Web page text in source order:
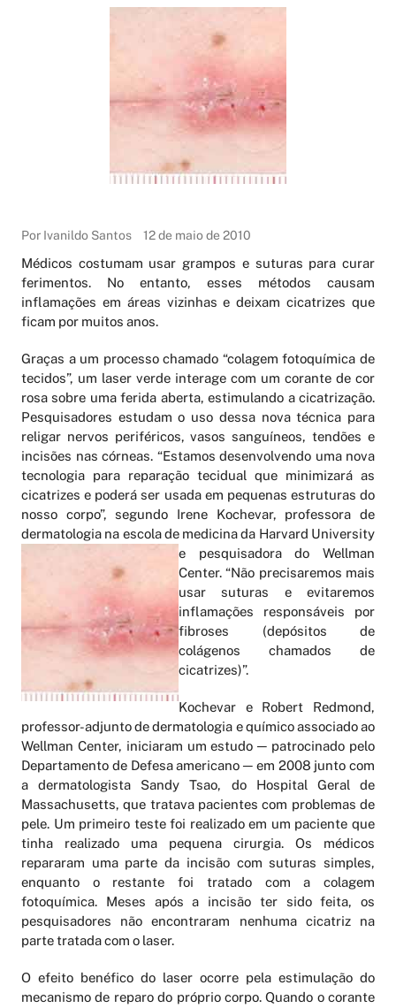
Por Ivanildo Santos 12 de maio de 2010
Médicos costumam usar grampos e suturas para curar
ferimentos. No entanto, esses métodos causam
inflamações em áreas vizinhas e deixam cicatrizes que
ficam por muitos anos.
Graças a um processo chamado “colagem fotoquímica de
tecidos”, um laser verde interage com um corante de cor
rosa sobre uma ferida aberta, estimulando a cicatrização.
Pesquisadores estudam o uso dessa nova técnica para
religar nervos periféricos, vasos sanguíneos, tendões e
incisões nas córneas. “Estamos desenvolvendo uma nova
tecnologia para reparação tecidual que minimizará as
cicatrizes e poderá ser usada em pequenas estruturas do
nosso corpo”, segundo Irene Kochevar, professora de
dermatologia na escola de medicina da Harvard University
e pesquisadora do Wellman
Center. “Não precisaremos mais
usar suturas e evitaremos
inflamações responsáveis por
fibroses (depósitos de
colágenos chamados de
cicatrizes)”.
Kochevar e Robert Redmond,
professor-adjunto de dermatologia e químico associado ao
Wellman Center, iniciaram um estudo ─ patrocinado pelo
Departamento de Defesa americano ─ em 2008 junto com
a dermatologista Sandy Tsao, do Hospital Geral de
Massachusetts, que tratava pacientes com problemas de
pele. Um primeiro teste foi realizado em um paciente que
tinha realizado uma pequena cirurgia. Os médicos
repararam uma parte da incisão com suturas simples,
enquanto o restante foi tratado com a colagem
fotoquímica. Meses após a incisão ter sido feita, os
pesquisadores não encontraram nenhuma cicatriz na
parte tratada com o laser.
O efeito benéfico do laser ocorre pela estimulação do
mecanismo de reparo do próprio corpo. Quando o corante